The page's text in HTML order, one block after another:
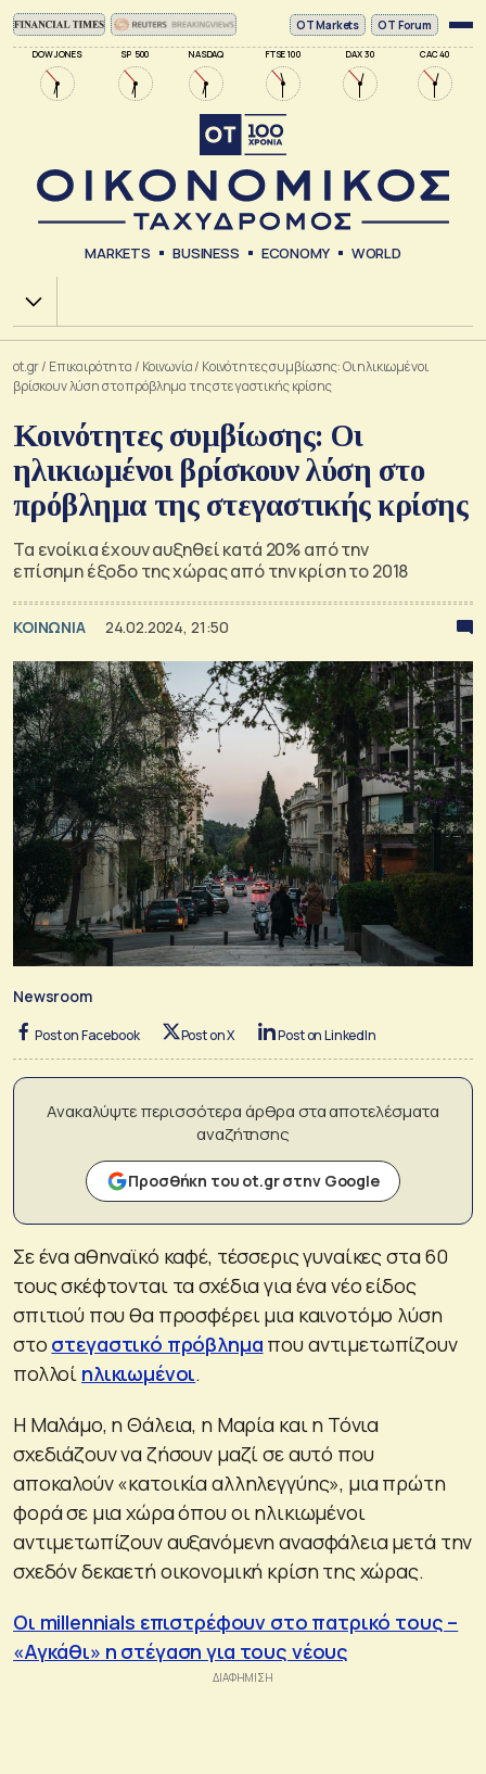
DOW JONES SP 500 NASDAQ FTSE 100 DAX 30 CAC 40
ΟΤ Markets OT Forum
MARKETS BUSINESS ECONOMY WORLD
Χ.Α.
ot.gr/ Επικαιρότητα / Κοινωνία/ Κοινότητες συμβίωσης: Οι ηλικιωμένοι
βρίσκουν λύση στο πρόβλημα της στεγαστικής κρίσης
Κοινότητες συμβίωσης: Οι
ηλικιωμένοι βρίσκουν λύση στο
πρόβλημα της στεγαστικής κρίσης
Τα ενοίκια έχουν αυξηθεί κατά 20% από την
επίσημη έξοδο της χώρας από την κρίση το 2018
ΚΟΙΝΩΝΙΑ 24.02.2024, 21:50
Newsroom
Post on Facebook Post on X Post on LinkedIn
Ανακαλύψτε περισσότερα άρθρα στα αποτελέσματα
αναζήτησης
Προσθήκη του ot.gr στην Google
Σε ένα αθηναϊκό καφέ, τέσσερις γυναίκες στα 60
τους σκέφτονται τα σχέδια για ένα νέο είδος
σπιτιού που θα προσφέρει μια καινοτόμο λύση
στο στεγαστικό πρόβλημα που αντιμετωπίζουν
πολλοί ηλικιωμένοι.
Η Μαλάμο, η Θάλεια, η Μαρία και η Τόνια
σχεδιάζουν να ζήσουν μαζί σε αυτό που
αποκαλούν «κατοικία αλληλεγγύης», μια πρώτη
φορά σε μια χώρα όπου οι ηλικιωμένοι
αντιμετωπίζουν αυξανόμενη ανασφάλεια μετά την
σχεδόν δεκαετή οικονομική κρίση της χώρας.
Οι millennials επιστρέφουν στο πατρικό τους –
«Αγκάθι» η στέγαση για τους νέους